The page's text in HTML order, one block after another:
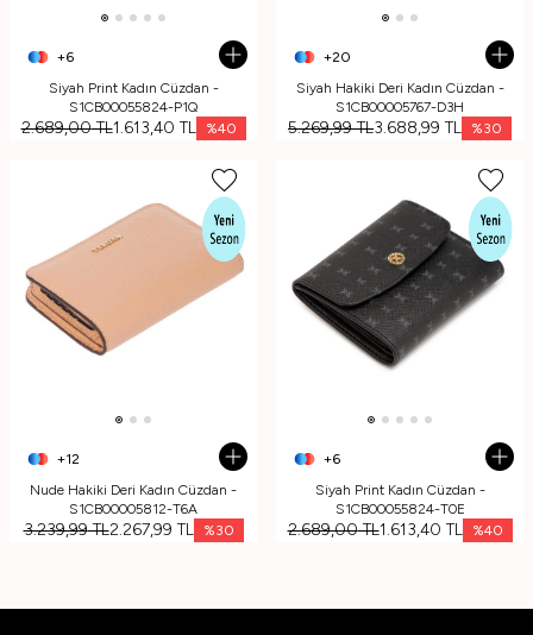
+6
Siyah Print Kadın Cüzdan -
S1CB00055824-P1Q
2.689,00TL1.613,40 TL %40
+20
Siyah Hakiki Deri Kadın Cüzdan -
S1CB00005767-D3H
5.269,99TL3.688,99 TL %30
+12
Nude Hakiki Deri Kadın Cüzdan -
S1CB00005812-T6A
3.239,99TL2.267,99 TL %30
+6
Siyah Print Kadın Cüzdan -
S1CB00055824-T0E
2.689,00TL1.613,40 TL %40